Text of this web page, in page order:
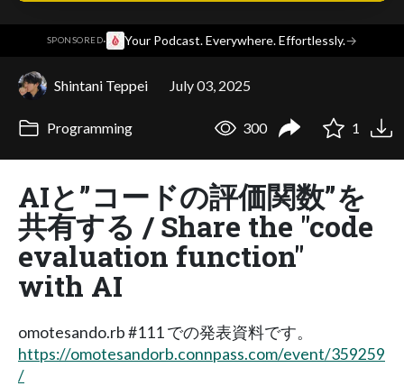
SPONSORED· Your Podcast. Everywhere. Effortlessly.→
Shintani Teppei July 03, 2025
Programming 300 1
AIと”コードの評価関数”を
共有する / Share the "code
evaluation function"
with AI
omotesando.rb #111 での発表資料です。
https://omotesandorb.connpass.com/event/359259
/